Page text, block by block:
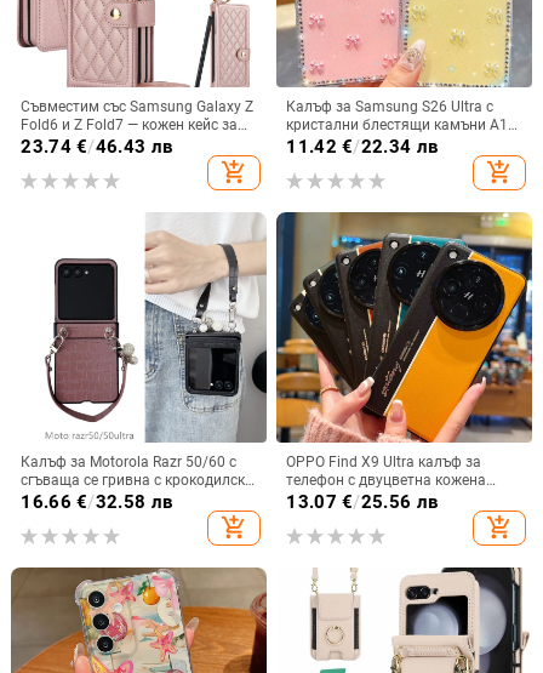
Съвместим със Samsung Galaxy Z
Fold6 и Z Fold7 — кожен кейс за
телефон с слот за стилус,
сгъваем дизайн, елегантен стил, с
каишка за китката, за дами
23.74€/46.43 лв
add_shopping_cart
Калъф за Samsung S26 Ultra с
кристални блестящи камъни A17,
A57IMD Aurora Bow и S24FE,
11.42 €/22.34 лв
add_shopping_cart
Калъф за Motorola Razr 50/60 с
сгъваща се гривна с крокодилски
релеф
16.66 €/32.58 лв
add_shopping_cart
OPPO Find X9 Ultra калъф за
телефон с двуцветна кожена
текстура и флуоресцентни линии,
13.07 €/25.56 лв
add_shopping_cart